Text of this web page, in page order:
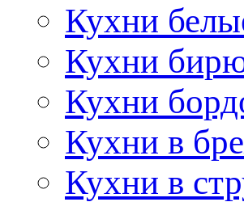
Кухни
Кухни
Кухни
Кухни в
Кухни в